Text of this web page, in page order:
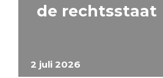
2 juli 2026
de rechtsstaat